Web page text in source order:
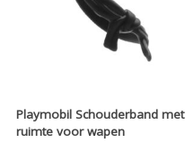
Playmobil Schouderband met
ruimte voor wapen